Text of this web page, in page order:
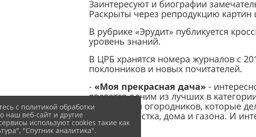
Заинтересуют и биографии
Раскрыты через репродукцию
В рубрике «Эрудит» публикуется
уровень знаний.
В ЦРБ хранятся номера журналов с
поклонников и новых почитателей.
- «Моя прекрасная дача»-
является одним из лучших в
садоводов и огородников, которые
дачного участка, дома и газона. И
приметами.
с политикой обработки
наш веб-сайт и другие
используют cookies такие как
"Спутник аналитика".